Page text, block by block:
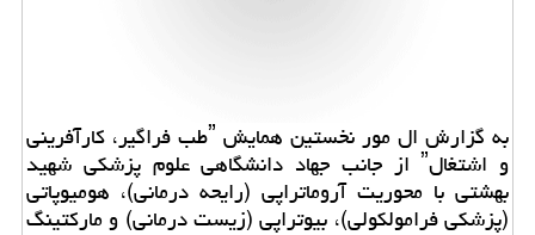
به گزارش ال مور نخستین همایش ˮطب فراگیر، كارآفرینی
و اشتغالˮ از جانب جهاد دانشگاهی علوم پزشكی شهید
بهشتی با محوریت آروماتراپی (رایحه درمانی)، هومیوپاتی
(پزشكی فرامولكولی)، بیوتراپی (زیست درمانی) و ماركتینگ